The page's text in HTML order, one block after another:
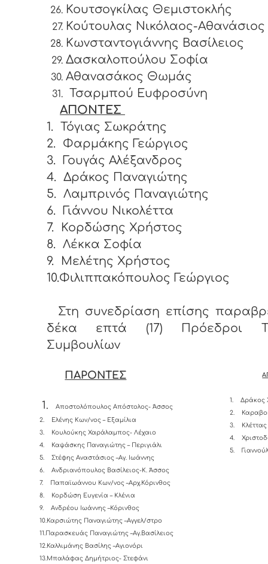
Κουτσογκίλας Θεμιστοκλής
Κούτουλας Νικόλαος-Αθανάσιος
Κωνσταντογιάννης Βασίλειος
Δασκαλοπούλου Σοφία
Αθανασάκος Θωμάς
Τσαρμπού Ευφροσύνη
ΑΠΟΝΤΕΣ
1.
Τόγιας Σωκράτης
2.
Φαρμάκης Γεώργιος
3.
Γουγάς Αλέξανδρος
4.
Δράκος Παναγιώτης
5.
Λαμπρινός Παναγιώτης
6.
Γιάννου Νικολέττα
7.
Κορδώσης Χρήστος
8.
Λέκκα Σοφία
9.
Μελέτης Χρήστος
10.Φιλιππακόπουλος Γεώργιος
Στη συνεδρίαση επίσης
δέκα επτά (17) Πρόεδροι
Συμβουλίων
ΠΑΡΟΝΤΕΣ
1.
Αποστολόπουλος Απόστολος- Άσσος
2.
Ελένης Κων/νος – Εξαμίλια
3.
Κουλούκης Χαράλαμπος- Λέχαιο
4.
Καψάσκης Παναγιώτης – Περιγιάλι
5.
Στέφης Αναστάσιος –Αγ. Ιωάννης
6.
Ανδριανόπουλος Βασίλειος-K. Άσσος
7.
Παπαϊωάννου Κων/νος –Αρχ.Κόρινθος
8.
Κορδώση Ευγενία – Κλένια
9.
Ανδρέου Ιωάννης –Κόρινθος
10.Καρσιώτης Παναγιώτης –Αγγελ/στρο
11.Παρασκευάς Παναγιώτης –Αγ.Βασίλειος
12.Καλλιμάνης Βασίλης –Αγιονόρι
13.Μπαλάφας Δημήτριος- Στεφάνι
1.
Δράκος
2.
3.
4.
5.